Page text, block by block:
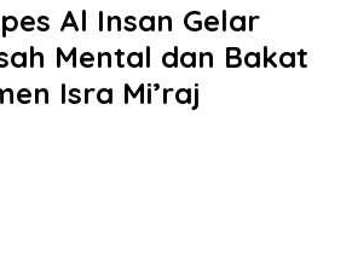
Al Insan Gelar
Mental dan Bakat
Isra Mi’raj